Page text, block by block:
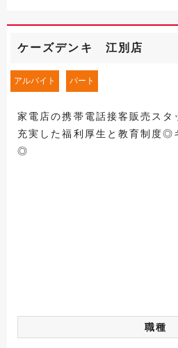
ケーズデンキ 江別店
アルバイト パート
家電店の携帯電話接客販売ス
充実した福利厚生と教育制度◎
◎
職種